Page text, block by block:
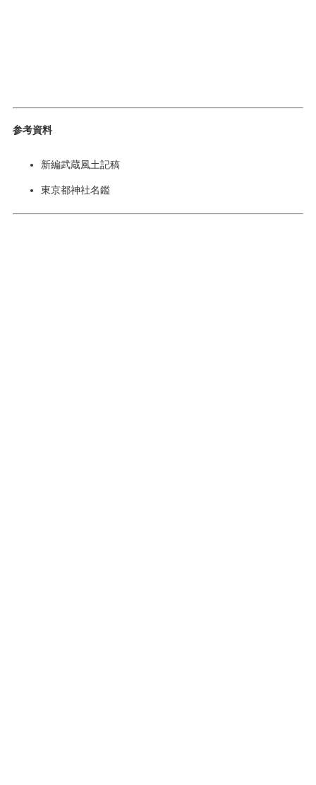
参考資料
新編武蔵風土記稿
東京都神社名鑑